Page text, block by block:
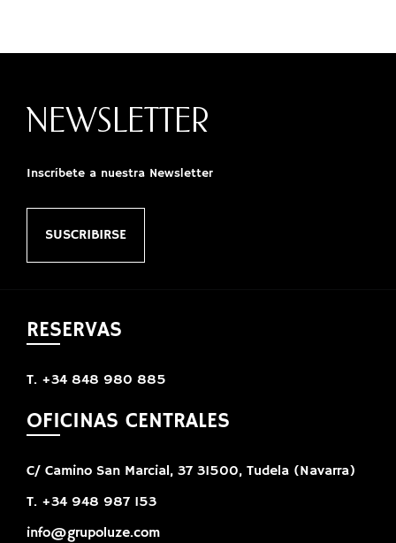
NEWSLETTER
Inscríbete a nuestra Newsletter
SUSCRIBIRSE
RESERVAS
T. +34 848 980 885
OFICINAS CENTRALES
C/ Camino San Marcial, 37 31500, Tudela (Navarra)
T. +34 948 987 153
info@grupoluze.com